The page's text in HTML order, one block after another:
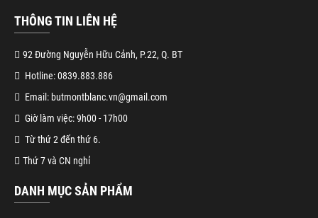
THÔNG TIN LIÊN HỆ
92 Đường Nguyễn Hữu Cảnh, P.22, Q. BT
Hotline: 0839.883.886
Email: butmontblanc.vn@gmail.com
Giờ làm việc: 9h00 - 17h00
Từ thứ 2 đến thứ 6.
Thứ 7 và CN nghỉ
DANH MỤC SẢN PHẨM